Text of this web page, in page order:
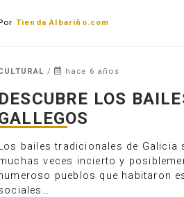
Tienda Albariño.com
/ hace 6 años
LOS
bailes tradicionales de Galicia
veces incierto y
pueblos que habitaron